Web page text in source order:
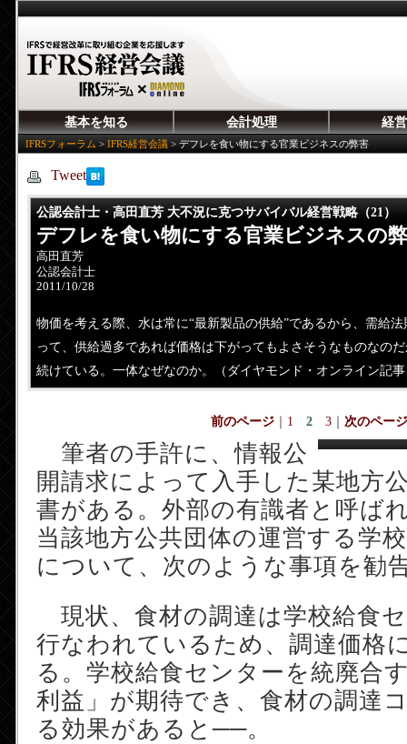
基本を知る 会計処理 経
IFRSフォーラム > IFRS経営会議 > デフレを食い物にする官業ビジネスの弊害
Tweet
公認会計士・高田直芳 大不況に克つサバイバル経営戦略（21）
デフレを食い物にする官業ビジネスの
高田直芳
公認会計士
2011/10/28
物価を考える際、水は常に“最新製品の供給”であるから、需給
って、供給過多であれば価格は下がってもよさそうなものなの
続けている。一体なぜなのか。（ダイヤモンド・オンライン記
前のページ｜ 1 2 3｜ 次のページ
筆者の手許に、情報公
開請求によって入手した某地方
書がある。外部の有識者と呼ば
当該地方公共団体の運営する学
について、次のような事項を勧
現状、食材の調達は学校給食
行なわれているため、調達価格
る。学校給食センターを統廃合
利益」が期待でき、食材の調達
る効果があると──。